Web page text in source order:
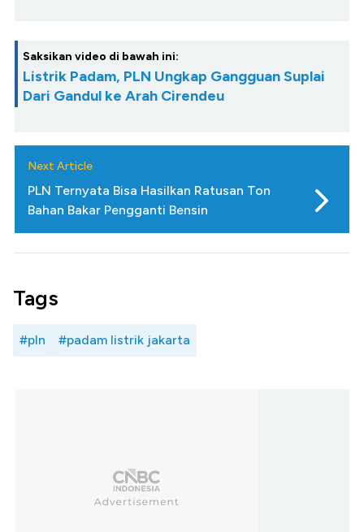
Saksikan video di bawah ini:
Listrik Padam, PLN Ungkap Gangguan Suplai
Dari Gandul ke Arah Cirendeu
Next Article
PLN Ternyata Bisa Hasilkan Ratusan Ton
Bahan Bakar Pengganti Bensin
Tags
#pln #padam listrik jakarta